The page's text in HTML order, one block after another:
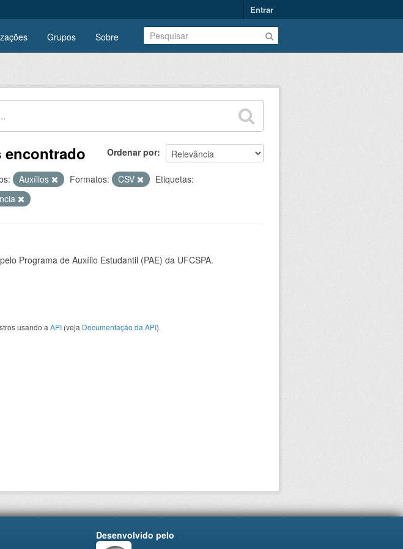
Entrar
Grupos Sobre
Ordenar por
Auxílios Formatos: CSV
Etiquetas:
Programa de Auxílio Estudantil (PAE) da UFCSPA.
usando a API (veja Documentação da API).
Desenvolvido pelo